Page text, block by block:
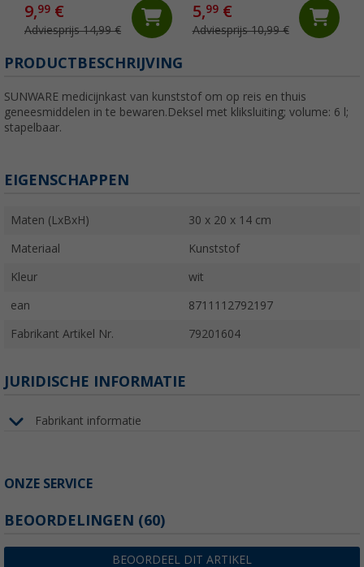
9,99 €
Adviesprijs 14,99 €
5,99€
Adviesprijs 10,99 €
PRODUCTBESCHRIJVING
SUNWARE medicijnkast van kunststof om op reis en thuis
geneesmiddelen in te bewaren.Deksel met kliksluiting; volume: 6 l;
stapelbaar.
EIGENSCHAPPEN
Maten (LxBxH) 30 x 20 x 14 cm
Materiaal Kunststof
Kleur wit
ean 8711112792197
Fabrikant Artikel Nr. 79201604
JURIDISCHE INFORMATIE
Fabrikant informatie
ONZE SERVICE
BEOORDELINGEN (60)
BEOORDEEL DIT ARTIKEL